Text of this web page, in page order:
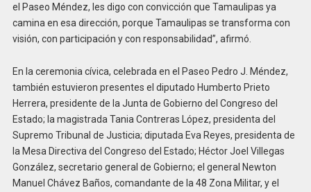
el Paseo Méndez, les digo con convicción que Tamaulipas ya
camina en esa dirección, porque Tamaulipas se transforma con
visión, con participación y con responsabilidad”, afirmó.
En la ceremonia cívica, celebrada en el Paseo Pedro J. Méndez,
también estuvieron presentes el diputado Humberto Prieto
Herrera, presidente de la Junta de Gobierno del Congreso del
Estado; la magistrada Tania Contreras López, presidenta del
Supremo Tribunal de Justicia; diputada Eva Reyes, presidenta de
la Mesa Directiva del Congreso del Estado; Héctor Joel Villegas
González, secretario general de Gobierno; el general Newton
Manuel Chávez Baños, comandante de la 48 Zona Militar, y el